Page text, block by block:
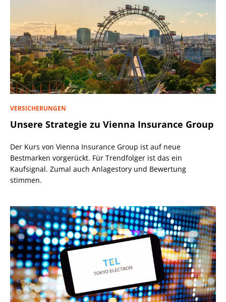
VERSICHERUNGEN
Unsere Strategie zu Vienna Insurance Group
Der Kurs von Vienna Insurance Group ist auf neue
Bestmarken vorgerückt. Für Trendfolger ist das ein
Kaufsignal. Zumal auch Anlagestory und Bewertung
stimmen.